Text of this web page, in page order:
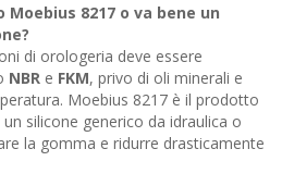
Moebius 8217 o va bene un
di orologeria deve essere
NBR e FKM, privo di oli minerali e
Moebius 8217 è il prodotto
silicone generico da idraulica o
la gomma e ridurre drasticamente